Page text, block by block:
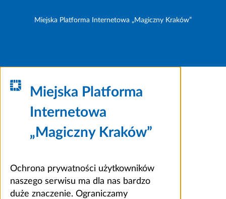
Miejska Platforma Internetowa „Magiczny Kraków”
Miejska Platforma
Internetowa
„Magiczny Kraków”
Ochrona prywatności użytkowników
naszego serwisu ma dla nas bardzo
duże znaczenie. Ograniczamy